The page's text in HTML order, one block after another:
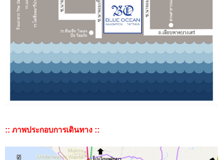
:: ภาพประกอบการเดินทาง ::